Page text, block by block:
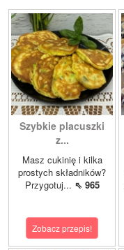
Szybkie placuszki
z...
Masz cukinię i kilka
prostych składników?
Przygotuj... ⇖ 965
Zobacz przepis!